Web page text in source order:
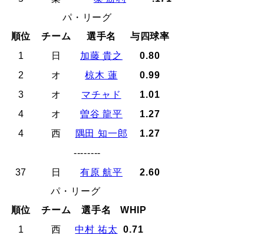
パ・リーグ
順位
チーム 選手名
与四球率
1
日 加藤 貴之
0.80
2
オ 椋木 蓮
0.99
3
オ マチャド
1.01
4
オ 曽谷 龍平
1.27
4
西 隅田 知一郎
1.27
--------
37
日 有原 航平
2.60
パ・リーグ
順位
チーム 選手名
WHIP
1
西 中村 祐太
0.71